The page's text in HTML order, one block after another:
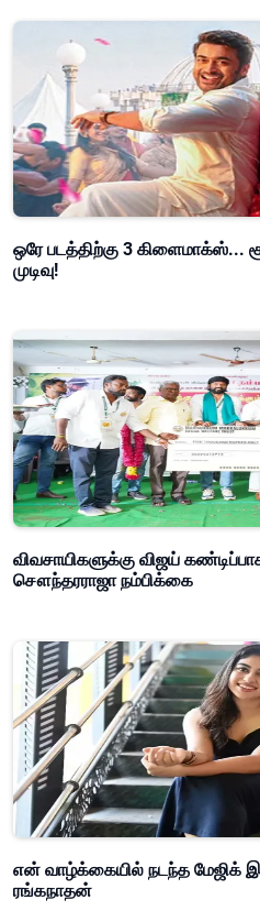
ஒரே படத்திற்கு 3 கிளைமாக்ஸ்...
முடிவு!
விவசாயிகளுக்கு விஜய்
சௌந்தரராஜா நம்பிக்கை
என் வாழ்க்கையில் நடந்த மேஜிக்
ரங்கநாதன்